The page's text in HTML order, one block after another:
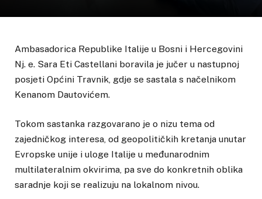
Ambasadorica Republike Italije u Bosni i Hercegovini
Nj. e. Sara Eti Castellani boravila je jučer u nastupnoj
posjeti Općini Travnik, gdje se sastala s načelnikom
Kenanom Dautovićem.
Tokom sastanka razgovarano je o nizu tema od
zajedničkog interesa, od geopolitičkih kretanja unutar
Evropske unije i uloge Italije u međunarodnim
multilateralnim okvirima, pa sve do konkretnih oblika
saradnje koji se realizuju na lokalnom nivou.